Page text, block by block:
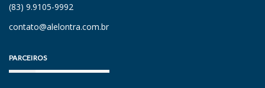
(83) 9.9105-9992
contato@alelontra.com.br
PARCEIROS